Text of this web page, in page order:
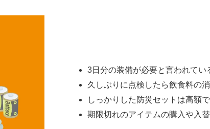
3日分の装備が必要と言われて
久しぶりに点検したら飲食料の
しっかりした防災セットは高額
期限切れのアイテムの購入や入